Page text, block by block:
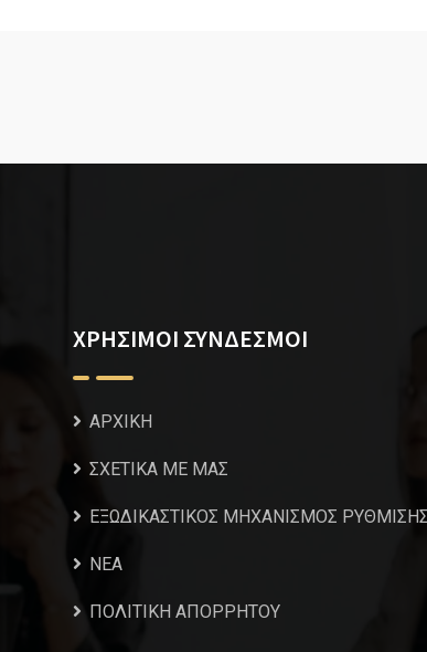
ΧΡΗΣΙΜΟΙ ΣΥΝΔΕΣΜΟΙ
ΑΡΧΙΚΗ
ΣΧΕΤΙΚΑ ΜΕ ΜΑΣ
ΕΞΩΔΙΚΑΣΤΙΚΟΣ ΜΗΧΑΝΙΣΜΟΣ ΡΥΘΜΙΣΗΣ
NEA
ΠΟΛΙΤΙΚΗ ΑΠΟΡΡΗΤΟΥ